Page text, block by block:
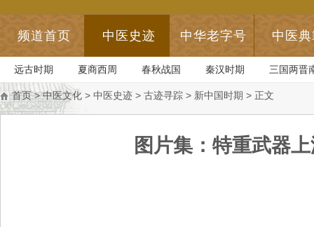
频道首页 中医史迹 中华老字号 中医
远古时期 夏商西周 春秋战国 秦汉时期 三国两晋
首页>中医文化 > 中医史迹 > 古迹寻踪 > 新中国时期 > 正文
图片集：特重武器